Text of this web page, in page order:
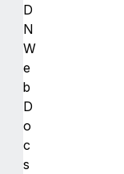
D
N
W
e
b
D
o
c
s